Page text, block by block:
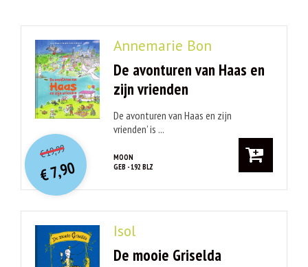
Annemarie Bon
De avonturen van Haas en
zijn vrienden
De avonturen van Haas en zijn
vrienden’ is ...
MOON
GEB - 192 BLZ
€19,99O
orspr
onkelijke
prijs
was:
€ 19,99.
€7,90
Huidige
prijs
is:
€ 7,90.
Isol
De mooie Griselda